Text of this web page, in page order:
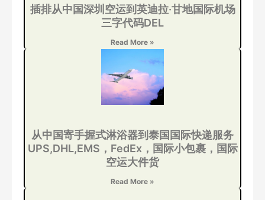
插排从中国深圳空运到英迪拉·甘地国际机场
三字代码DEL
Read More »
从中国寄手握式淋浴器到泰国国际快递服务
UPS,DHL,EMS，FedEx，国际小包裹，国际
空运大件货
Read More »